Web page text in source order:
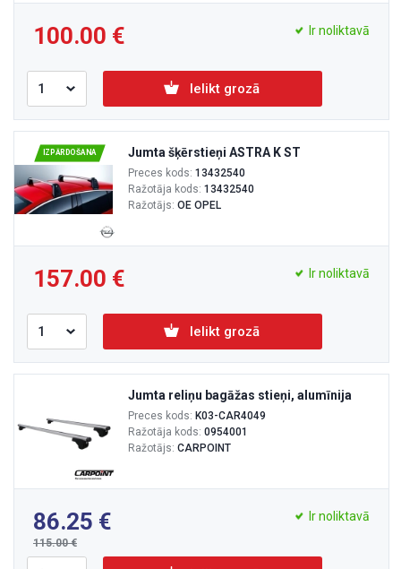
100.00 Ir noliktavā
Ielikt grozā
IZPĀRDOŠANA Jumta šķērstieņi ASTRA K ST
Preces kods: 13432540
Ražotāja kods: 13432540
Ražotājs: OE OPEL
157.00 Ir noliktavā
Ielikt grozā
Jumta reliņu bagāžas stieņi, alumīnija
Preces kods: K03-CAR4049
Ražotāja kods: 0954001
Ražotājs: CARPOINT
86.25
115.00
Ir noliktavā